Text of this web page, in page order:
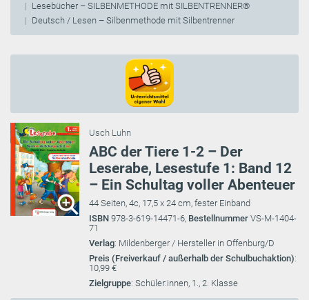
Lesebücher – SILBENMETHODE mit SILBENTRENNER®
Deutsch / Lesen – Silbenmethode mit Silbentrenner
Usch Luhn
ABC der Tiere 1-2 – Der
Leserabe, Lesestufe 1: Band 12
– Ein Schultag voller Abenteuer
44 Seiten, 4c, 17,5 x 24 cm, fester Einband
ISBN 978-3-619-14471-6, Bestellnummer VS-M-1404-
71
Verlag: Mildenberger / Hersteller in Offenburg/D
Preis (Freiverkauf / außerhalb der Schulbuchaktion):
10,99 €
Zielgruppe: Schüler:innen, 1., 2. Klasse